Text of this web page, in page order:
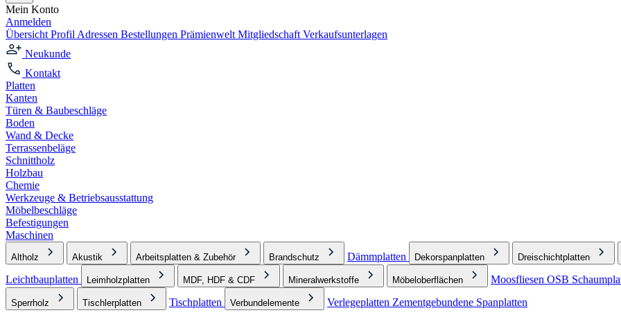
Mein Konto
Anmelden
Übersicht Profil Adressen Bestellungen Prämienwelt Mitgliedschaft Verkaufsunterlagen
Neukunde
Kontakt
Platten
Kanten
Türen & Baubeschläge
Boden
Wand & Decke
Terrassenbeläge
Schnittholz
Holzbau
Chemie
Werkzeuge & Betriebsausstattung
Möbelbeschläge
Befestigungen
Maschinen
Altholz Akustik Arbeitsplatten & Zubehör Brandschutz Dämmplatten Dekorspanplatten Dreischichtplatten
Leichtbauplatten Leimholzplatten MDF, HDF & CDF Mineralwerkstoffe Möbeloberflächen Moosfliesen OSB
Sperrholz Tischlerplatten Tischplatten Verbundelemente Verlegeplatten Zementgebundene Spanplatten